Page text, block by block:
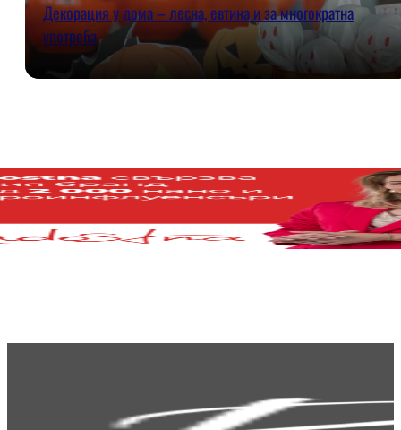
Декорация у дома – лесна, евтина и за многократна
употреба